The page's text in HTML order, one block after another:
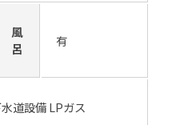
風
呂
有
道設備 LPガス